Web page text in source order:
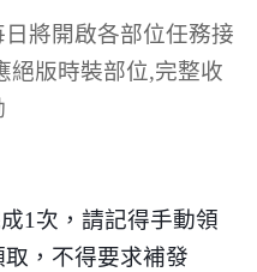
日將開啟各部位任務接
絕版時裝部位,完整收
1次，請記得手動領
，不得要求補發